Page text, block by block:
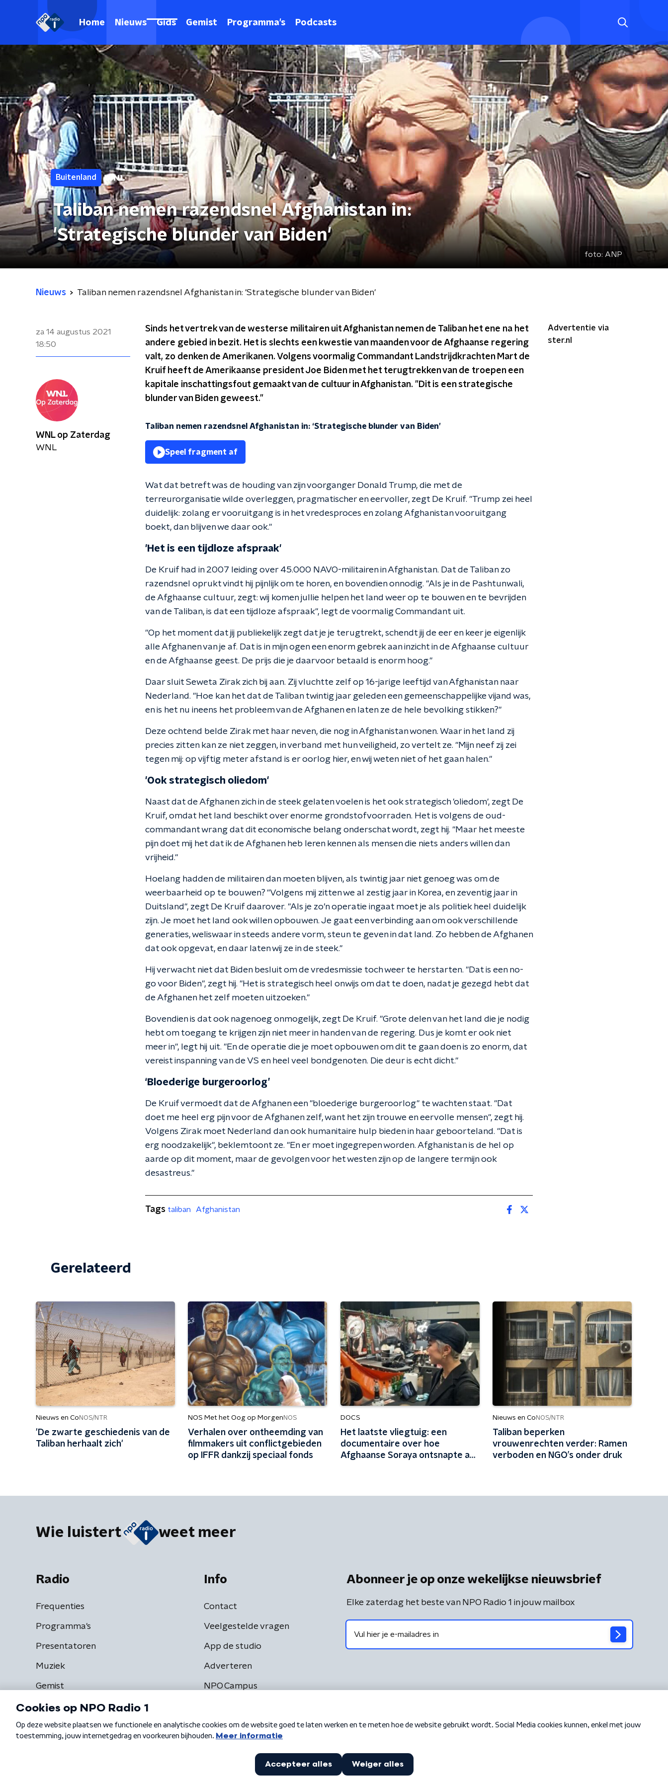
Home Nieuws Gids Gemist Programma's Podcasts
Buitenland
Taliban nemen razendsnel Afghanistan in:
'Strategische blunder van Biden'
foto: ANP
Nieuws Taliban nemen razendsnel Afghanistan in: 'Strategische blunder van Biden'
za 14 augustus 2021
18:50
Sinds het vertrek van de westerse militairen uit Afghanistan nemen de Taliban het ene na het
andere gebied in bezit. Het is slechts een kwestie van maanden voor de Afghaanse regering
valt, zo denken de Amerikanen. Volgens voormalig Commandant Landstrijdkrachten Mart de
Kruif heeft de Amerikaanse president Joe Biden met het terugtrekken van de troepen een
kapitale inschattingsfout gemaakt van de cultuur in Afghanistan. "Dit is een strategische
blunder van Biden geweest."
Taliban nemen razendsnel Afghanistan in: ‘Strategische blunder van Biden’
Speel fragment af
Wat dat betreft was de houding van zijn voorganger Donald Trump, die met de
terreurorganisatie wilde overleggen, pragmatischer en eervoller, zegt De Kruif. "Trump zei heel
duidelijk: zolang er vooruitgang is in het vredesproces en zolang Afghanistan vooruitgang
boekt, dan blijven we daar ook."
'Het is een tijdloze afspraak'
De Kruif had in 2007 leiding over 45.000 NAVO-militairen in Afghanistan. Dat de Taliban zo
razendsnel oprukt vindt hij pijnlijk om te horen, en bovendien onnodig. "Als je in de Pashtunwali,
de Afghaanse cultuur, zegt: wij komen jullie helpen het land weer op te bouwen en te bevrijden
van de Taliban, is dat een tijdloze afspraak", legt de voormalig Commandant uit.
"Op het moment dat jij publiekelijk zegt dat je je terugtrekt, schendt jij de eer en keer je eigenlijk
alle Afghanen van je af. Dat is in mijn ogen een enorm gebrek aan inzicht in de Afghaanse cultuur
en de Afghaanse geest. De prijs die je daarvoor betaald is enorm hoog."
Daar sluit Seweta Zirak zich bij aan. Zij vluchtte zelf op 16-jarige leeftijd van Afghanistan naar
Nederland. "Hoe kan het dat de Taliban twintig jaar geleden een gemeenschappelijke vijand was,
en is het nu ineens het probleem van de Afghanen en laten ze de hele bevolking stikken?"
Deze ochtend belde Zirak met haar neven, die nog in Afghanistan wonen. Waar in het land zij
precies zitten kan ze niet zeggen, in verband met hun veiligheid, zo vertelt ze. "Mijn neef zij zei
tegen mij: op vijftig meter afstand is er oorlog hier, en wij weten niet of het gaan halen."
'Ook strategisch oliedom'
Naast dat de Afghanen zich in de steek gelaten voelen is het ook strategisch 'oliedom', zegt De
Kruif, omdat het land beschikt over enorme grondstofvoorraden. Het is volgens de oud-
commandant wrang dat dit economische belang onderschat wordt, zegt hij. "Maar het meeste
pijn doet mij het dat ik de Afghanen heb leren kennen als mensen die niets anders willen dan
vrijheid."
Hoelang hadden de militairen dan moeten blijven, als twintig jaar niet genoeg was om de
weerbaarheid op te bouwen? "Volgens mij zitten we al zestig jaar in Korea, en zeventig jaar in
Duitsland", zegt De Kruif daarover. "Als je zo’n operatie ingaat moet je als politiek heel duidelijk
zijn. Je moet het land ook willen opbouwen. Je gaat een verbinding aan om ook verschillende
generaties, weliswaar in steeds andere vorm, steun te geven in dat land. Zo hebben de Afghanen
dat ook opgevat, en daar laten wij ze in de steek."
Hij verwacht niet dat Biden besluit om de vredesmissie toch weer te herstarten. "Dat is een no-
go voor Biden", zegt hij. "Het is strategisch heel onwijs om dat te doen, nadat je gezegd hebt dat
de Afghanen het zelf moeten uitzoeken."
Bovendien is dat ook nagenoeg onmogelijk, zegt De Kruif. "Grote delen van het land die je nodig
hebt om toegang te krijgen zijn niet meer in handen van de regering. Dus je komt er ook niet
meer in", legt hij uit. "En de operatie die je moet opbouwen om dit te gaan doen is zo enorm, dat
vereist inspanning van de VS en heel veel bondgenoten. Die deur is echt dicht."
‘Bloederige burgeroorlog’
De Kruif vermoedt dat de Afghanen een "bloederige burgeroorlog" te wachten staat. "Dat
doet me heel erg pijn voor de Afghanen zelf, want het zijn trouwe en eervolle mensen", zegt hij.
Volgens Zirak moet Nederland dan ook humanitaire hulp bieden in haar geboorteland. "Dat is
erg noodzakelijk", beklemtoont ze. "En er moet ingegrepen worden. Afghanistan is de hel op
aarde op dit moment, maar de gevolgen voor het westen zijn op de langere termijn ook
desastreus."
Advertentie via
ster.nl
WNL op Zaterdag
WNL
Tags taliban Afghanistan
Gerelateerd
Nieuws en Co NOS/NTR
'De zwarte geschiedenis van de
Taliban herhaalt zich'
NOS Met het Oog op Morgen NOS
Verhalen over ontheemding van
filmmakers uit conflictgebieden
op IFFR dankzij speciaal fonds
DOCS
Het laatste vliegtuig: een
documentaire over hoe
Afghaanse Soraya ontsnapte aan
Nieuws en Co NOS/NTR
Taliban beperken
vrouwenrechten verder: Ramen
verboden en NGO’s onder druk
Wie luistert weet meer
Radio
Frequenties
Programma's
Presentatoren
Muziek
Gemist
Info
Contact
Veelgestelde vragen
App de studio
Adverteren
NPO Campus
Abonneer je op onze wekelijkse nieuwsbrief
Elke zaterdag het beste van NPO Radio 1 in jouw mailbox
Algemene voorwaarden Privacybeleid